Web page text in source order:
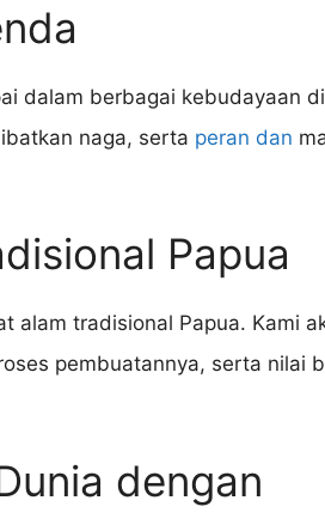
dalam berbagai kebudayaan
naga, serta peran dan
Papua
alam tradisional Papua. Kami
pembuatannya, serta nilai
dengan